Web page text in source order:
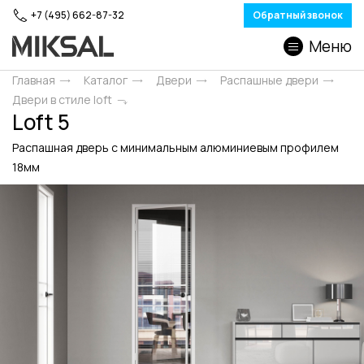
+7 (495) 662-87-32 Обратный звонок
Меню
Главная Каталог Двери
Распашные двери
Двери в стиле loft
Loft 5
Распашная дверь с минимальным алюминиевым профилем
18мм